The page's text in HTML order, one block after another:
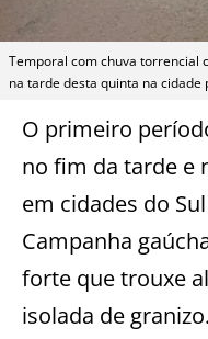
Temporal com chuva torrencial
na tarde desta quinta na cidade
O primeiro
no fim da tarde e
em cidades do
Campanha
forte que trouxe
isolada de granizo.